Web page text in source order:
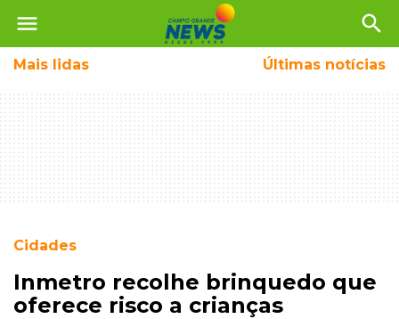
menu search
Mais lidas Últimas notícias
Cidades
Inmetro recolhe brinquedo que
oferece risco a crianças